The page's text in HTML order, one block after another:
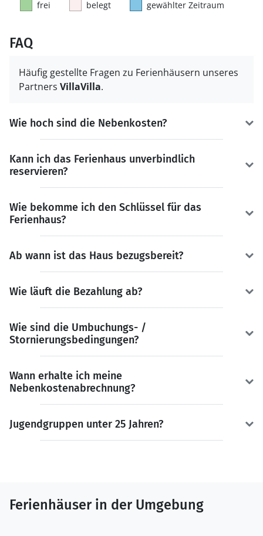
frei belegt gewählter Zeitraum
FAQ
Häufig gestellte Fragen zu Ferienhäusern unseres
Partners VillaVilla.
Wie hoch sind die Nebenkosten?
Kann ich das Ferienhaus unverbindlich
reservieren?
Wie bekomme ich den Schlüssel für das
Ferienhaus?
Ab wann ist das Haus bezugsbereit?
Wie läuft die Bezahlung ab?
Wie sind die Umbuchungs- /
Stornierungsbedingungen?
Wann erhalte ich meine
Nebenkostenabrechnung?
Jugendgruppen unter 25 Jahren?
Ferienhäuser in der Umgebung